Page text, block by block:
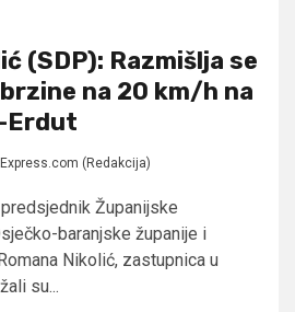
(SDP): Razmišlja se
na 20 km/h na
(Redakcija)
Županijske
baranjske županije i
Nikolić, zastupnica u
su...